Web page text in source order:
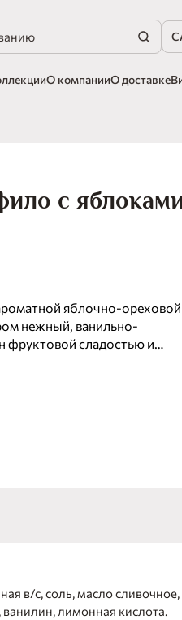
О компанииО доставке
с
яблочно-ореховой
нежный, ванильно-
фруктовой сладостью и
в/с, соль, масло
ванилин, лимонная кислота.